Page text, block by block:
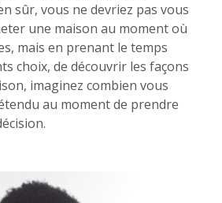
sûr, vous ne devriez pas vous
une maison au moment où
mais en prenant le temps
choix, de découvrir les façons
imaginez combien vous
au moment de prendre